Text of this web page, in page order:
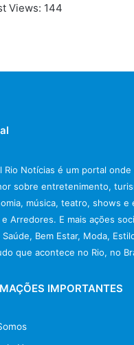
Views: 144
Rio Notícias é um portal
sobre entretenimento,
música, teatro, shows e
Arredores. E mais ações
Bem Estar, Moda,
que acontece no Rio, no
IMPORTANTES